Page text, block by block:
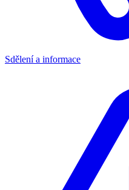
Sdělení a informace